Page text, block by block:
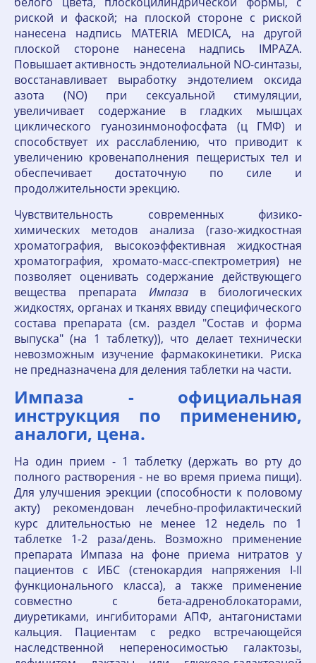
риской и фаской; на плоской стороне с риской
нанесена надпись MATERIA MEDICA, на другой
плоской стороне нанесена надпись IMPAZA.
Повышает активность эндотелиальной NO-синтазы,
восстанавливает выработку эндотелием оксида
азота (NO) при сексуальной стимуляции,
увеличивает содержание в гладких мышцах
циклического гуанозинмонофосфата (ц ГМФ) и
способствует их расслаблению, что приводит к
увеличению кровенаполнения пещеристых тел и
обеспечивает достаточную по силе и
продолжительности эрекцию.
Чувствительность современных физико-
химических методов анализа (газо-жидкостная
хроматография, высокоэффективная жидкостная
хроматография, хромато-масс-спектрометрия) не
позволяет оценивать содержание действующего
вещества препарата Импазав биологических
жидкостях, органах и тканях ввиду специфического
состава препарата (см. раздел "Состав и форма
выпуска" (на 1 таблетку)), что делает технически
невозможным изучение фармакокинетики. Риска
не предназначена для деления таблетки на части.
Импаза - официальная
инструкция по применению,
аналоги, цена.
На один прием - 1 таблетку (держать во рту до
полного растворения - не во время приема пищи).
Для улучшения эрекции (способности к половому
акту) рекомендован лечебно-профилактический
курс длительностью не менее 12 недель по 1
таблетке 1-2 раза/день. Возможно применение
препарата Импаза на фоне приема нитратов у
пациентов с ИБС (стенокардия напряжения I-II
функционального класса), а также применение
совместно с бета-адреноблокаторами,
диуретиками, ингибиторами АПФ, антагонистами
кальция. Пациентам с редко встречающейся
наследственной непереносимостью галактозы,